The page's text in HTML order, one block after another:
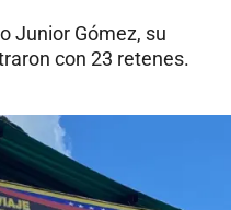
Junior Gómez, su
con 23 retenes.